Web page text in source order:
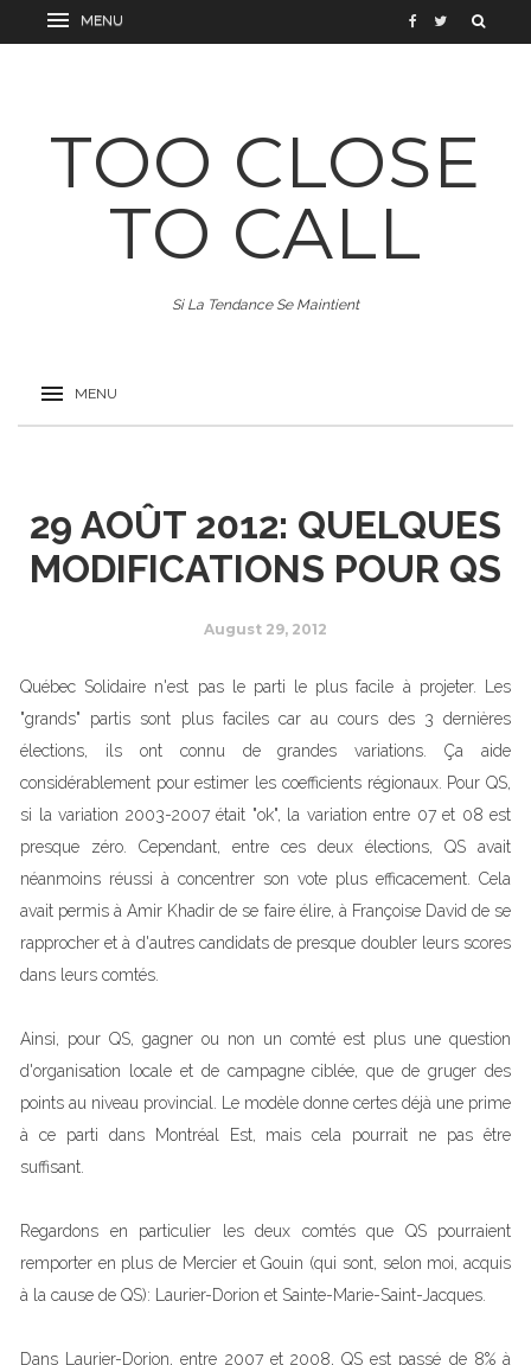
TOO CLOSE
TO CALL
Si La Tendance Se Maintient
29 AOÛT 2012: QUELQUES
MODIFICATIONS POUR QS
August 29, 2012
Québec Solidaire n'est pas le parti le plus facile à projeter. Les
"grands" partis sont plus faciles car au cours des 3 dernières
élections, ils ont connu de grandes variations. Ça aide
considérablement pour estimer les coefficients régionaux. Pour QS,
si la variation 2003-2007 était "ok", la variation entre 07 et 08 est
presque zéro. Cependant, entre ces deux élections, QS avait
néanmoins réussi à concentrer son vote plus efficacement. Cela
avait permis à Amir Khadir de se faire élire, à Françoise David de se
rapprocher et à d'autres candidats de presque doubler leurs scores
dans leurs comtés.
Ainsi, pour QS, gagner ou non un comté est plus une question
d'organisation locale et de campagne ciblée, que de gruger des
points au niveau provincial. Le modèle donne certes déjà une prime
à ce parti dans Montréal Est, mais cela pourrait ne pas être
suffisant.
Regardons en particulier les deux comtés que QS pourraient
remporter en plus de Mercier et Gouin (qui sont, selon moi, acquis
à la cause de QS): Laurier-Dorion et Sainte-Marie-Saint-Jacques.
Dans Laurier-Dorion, entre 2007 et 2008, QS est passé de 8% à